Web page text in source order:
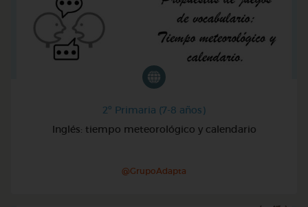
2º Primaria (7-8 años)
Inglés: tiempo meteorológico y calendario
@GrupoAdapta